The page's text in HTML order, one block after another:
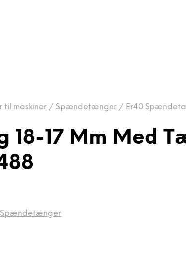
til maskiner / Spændetænger / Er40
18-17 Mm Med
Spændetænger